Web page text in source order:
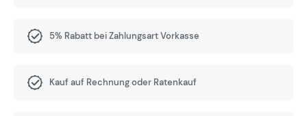
5% Rabatt bei Zahlungsart Vorkasse
Kauf auf Rechnung oder Ratenkauf